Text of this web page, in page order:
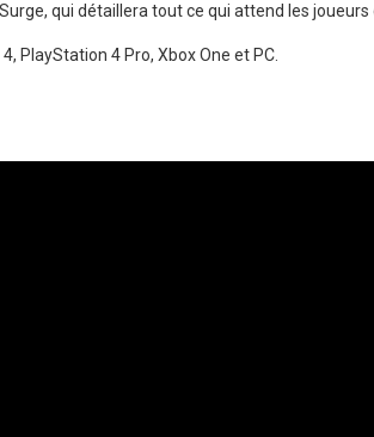
qui détaillera tout ce qui attend les joueurs
PlayStation 4 Pro, Xbox One et PC.